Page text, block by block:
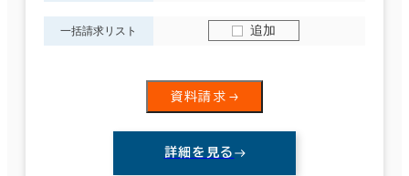
一括請求リスト 追加
資料請求
詳細を見る